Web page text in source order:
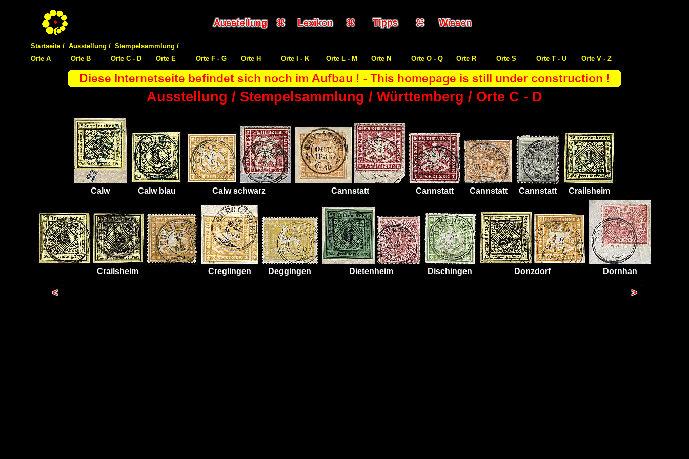
Startseite / Ausstellung / Stempelsammlung /
Orte A
Orte B Orte C - D Orte E Orte F - G Orte H Orte I - K Orte L - M Orte N Orte O - Q Orte R Orte S Orte T - U Orte V - Z
Ausstellung / Stempelsammlung / Württemberg / Orte C - D
Calw Calw blau Calw schwarz Cannstatt Cannstatt Cannstatt Cannstatt Crailsheim
Crailsheim Creglingen Deggingen Dietenheim Dischingen Donzdorf Dornhan